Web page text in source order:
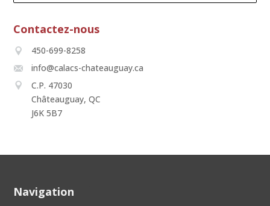
Contactez-nous
450-699-8258
info@calacs-chateauguay.ca
C.P. 47030
Châteauguay, QC
J6K 5B7
Navigation